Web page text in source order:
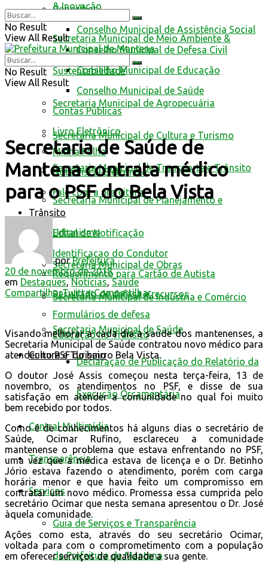
Conselhos
Conselho Municipal de Assistência Social
Conselho Municipal de Defesa Civil
Conselho Municipal de Educação
Conselho Municipal de Saúde
Contas Públicas
Livro Eletrônico
Minha Folha
Nota Fiscal Eletrônica
Fale com a prefeitura
Trânsito
Edital de Notificação
Identificacao do Condutor
Requerimento para Cartão de Autista
Resultado de defesa e recursos
Formulários de defesa
Educação no Trânsito
Cultura e Turismo
& Inovação
Secretaria Municipal de Meio Ambiente &
Sustentabilidade
Secretaria Municipal de Agropecuária
Secretaria Municipal de Cultura e Turismo
Secretaria Municipal de Transporte e Trânsito
Secretaria Municipal de Planejamento e
Urbanismo
Secretaria Municipal de Obras
Secretaria Municipal de Indústria e Comércio
Secretaria Municipal de Saúde
Declaração de Publicação do Relatório da
Execução Orçamentária
Central Multimídia
Transparência
Serviços
Guia de Serviços e Transparência
da Prefeitura de Mantena
No Result
View All Result
No Result
View All Result
Secretaria de Saúde de
Mantena contrata médico
para o PSF do Bela Vista
por Prefeitura
20 de novembro de 2018
em Destaques,Notícias,Saúde
CompartilharTwittarCompartilhar
Visando melhorar a cada dia a saúde dos mantenenses, a
Secretaria Municipal de Saúde contratou novo médico para
atender no PSF do bairro Bela Vista.
O doutor José Assis começou nesta terça-feira, 13 de
novembro, os atendimentos no PSF, e disse de sua
satisfação em atender a comunidade no qual foi muito
bem recebido por todos.
Como é de conhecimentos há alguns dias o secretário de
Saúde, Ocimar Rufino, esclareceu a comunidade
mantenense o problema que estava enfrentando no PSF,
uma vez que a médica estava de licença e o Dr. Betinho
Jório estava fazendo o atendimento, porém com carga
horária menor e que havia feito um compromisso em
contratar um novo médico. Promessa essa cumprida pelo
secretário Ocimar que nesta semana apresentou o Dr. José
àquela comunidade.
Ações como esta, através do seu secretário Ocimar,
voltada para com o comprometimento com a população
em oferecer serviços de qualidade a sua gente.